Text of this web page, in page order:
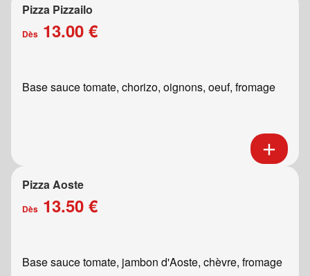
Pizza Pizzailo
Dès 13.00 €
Base sauce tomate, chorizo, oignons, oeuf, fromage
Pizza Aoste
Dès 13.50 €
Base sauce tomate, jambon d'Aoste, chèvre, fromage